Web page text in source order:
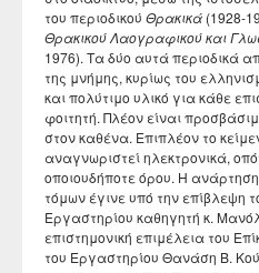
Ηλεκτρονική Θρακική
του περιοδικού Θρακικά (1928-
Θρακικού Λαογραφικού και
1976). Τα δύο αυτά περιοδικά
της μνήμης, κυρίως του
και πολύτιμο υλικό για κάθε
φοιτητή. Πλέον είναι
στον καθένα. Επιπλέον το
αναγνωριστεί ηλεκτρονικά,
οποιουδήποτε όρου. Η
τόμων έγινε υπό την επίβλεψη
Εργαστηρίου καθηγητή κ.
επιστημονική επιμέλεια του
του Εργαστηρίου Θανάση Β.